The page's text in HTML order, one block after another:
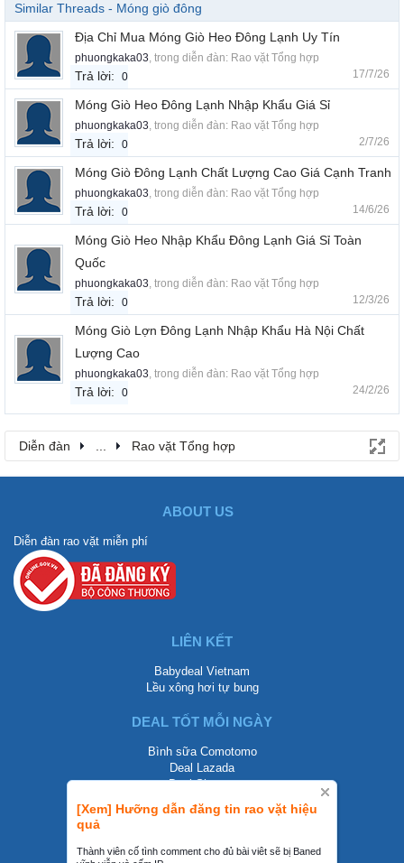
[Xem] Hưỡng dẫn đăng tin rao vặt hiệu
quả
Thành viên cố tình comment cho đủ bài viêt sẽ bị Baned
Similar Threads - Móng giò đông
Địa Chỉ Mua Móng Giò Heo Đông Lạnh Uy Tín
phuongkaka03, trong diễn đàn: Rao vặt Tổng hợp
Trả lời: 0 17/7/26
Móng Giò Heo Đông Lạnh Nhập Khẩu Giá Sỉ
phuongkaka03, trong diễn đàn: Rao vặt Tổng hợp
Trả lời: 0 2/7/26
Móng Giò Đông Lạnh Chất Lượng Cao Giá Cạnh Tranh
phuongkaka03, trong diễn đàn: Rao vặt Tổng hợp
Trả lời: 0 14/6/26
Móng Giò Heo Nhập Khẩu Đông Lạnh Giá Sỉ Toàn
Quốc
phuongkaka03, trong diễn đàn: Rao vặt Tổng hợp
Trả lời: 0 12/3/26
Móng Giò Lợn Đông Lạnh Nhập Khẩu Hà Nội Chất
Lượng Cao
phuongkaka03, trong diễn đàn: Rao vặt Tổng hợp
Trả lời: 0 24/2/26
Diễn đàn ... Rao vặt Tổng hợp
ABOUT US
Diễn đàn rao vặt miễn phí
LIÊN KẾT
Babydeal Vietnam
Lều xông hơi tự bung
DEAL TỐT MỖI NGÀY
Bình sữa Comotomo
Deal Lazada
Deal Shopee
LIÊN HỆ
0858002468